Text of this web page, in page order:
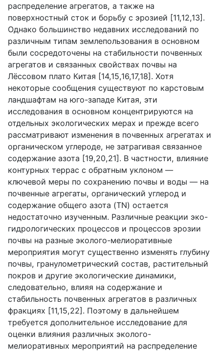
распределение агрегатов, а также на
поверхностный сток и борьбу с эрозией [11,12,13].
Однако большинство недавних исследований по
различным типам землепользования в основном
были сосредоточены на стабильности почвенных
агрегатов и связанных свойствах почвы на
Лёссовом плато Китая [14,15,16,17,18]. Хотя
некоторые сообщения существуют по карстовым
ландшафтам на юго-западе Китая, эти
исследования в основном концентрируются на
отдельных экологических мерах и прежде всего
рассматривают изменения в почвенных агрегатах и
органическом углероде, не затрагивая связанное
содержание азота [19,20,21]. В частности, влияние
контурных террас с обратным уклоном —
ключевой меры по сохранению почвы и воды — на
почвенные агрегаты, органический углерод и
содержание общего азота (TN) остается
недостаточно изученным. Различные реакции эко-
гидрологических процессов и процессов эрозии
почвы на разные эколого-мелиоративные
мероприятия могут существенно изменять глубину
почвы, гранулометрический состав, растительный
покров и другие экологические динамики,
следовательно, влияя на содержание и
стабильность почвенных агрегатов в различных
фракциях [11,15,22]. Поэтому в дальнейшем
требуется дополнительное исследование для
оценки влияния различных эколого-
мелиоративных мероприятий на распределение